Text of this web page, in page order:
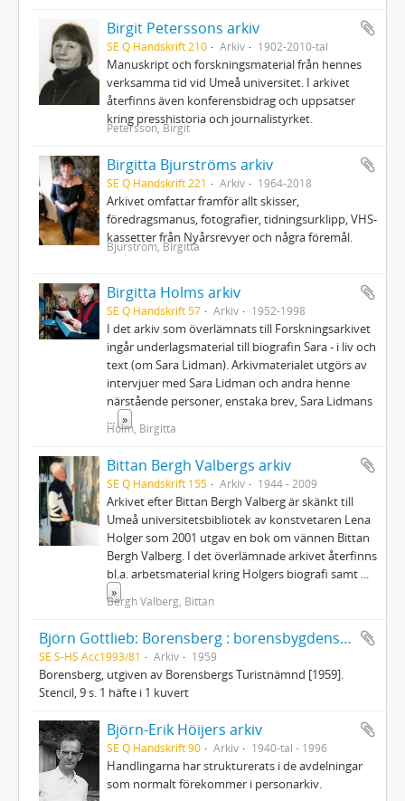
Birgit Peterssons arkiv
SE Q Handskrift 210 Arkiv 1902-2010-tal
Manuskript och forskningsmaterial från hennes
verksamma tid vid Umeå universitet. I arkivet
återfinns även konferensbidrag och uppsatser
kring presshistoria och journalistyrket.
Petersson, Birgit
Birgitta Bjurströms arkiv
SE Q Handskrift 221 Arkiv 1964-2018
Arkivet omfattar framför allt skisser,
föredragsmanus, fotografier, tidningsurklipp, VHS-
kassetter från Nyårsrevyer och några föremål.
Bjurström, Birgitta
Birgitta Holms arkiv
SE Q Handskrift 57 Arkiv 1952-1998
I det arkiv som överlämnats till Forskningsarkivet
ingår underlagsmaterial till biografin Sara - i liv och
text (om Sara Lidman). Arkivmaterialet utgörs av
intervjuer med Sara Lidman och andra henne
närstående personer, enstaka brev, Sara Lidmans
»
Holm, Birgitta
Bittan Bergh Valbergs arkiv
SE Q Handskrift 155 Arkiv 1944 - 2009
Arkivet efter Bittan Bergh Valberg är skänkt till
Umeå universitetsbibliotek av konstvetaren Lena
Holger som 2001 utgav en bok om vännen Bittan
Bergh Valberg. I det överlämnade arkivet återfinns
bl.a. arbetsmaterial kring Holgers biografi samt
»
Bergh Valberg, Bittan
Björn Gottlieb: Borensberg : borensbygdens historia
SE S-HS Acc1993/81 Arkiv 1959
Borensberg, utgiven av Borensbergs Turistnämnd [1959].
Stencil, 9 s. 1 häfte i 1 kuvert
Björn-Erik Höijers arkiv
SE Q Handskrift 90 Arkiv 1940-tal - 1996
Handlingarna har strukturerats i de avdelningar
som normalt förekommer i personarkiv.